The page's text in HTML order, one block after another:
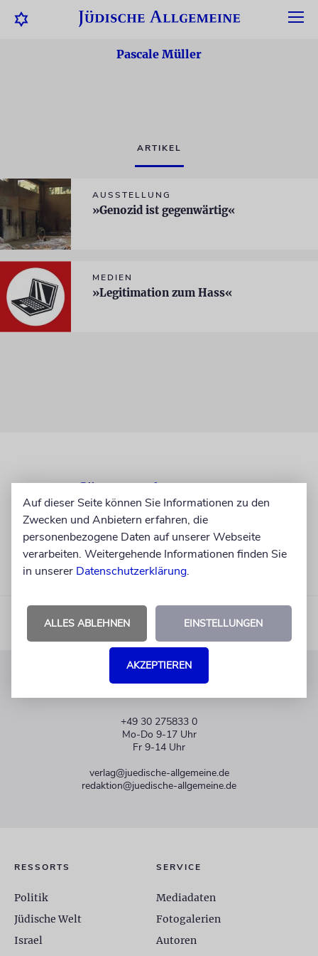
Pascale Müller
ARTIKEL
AUSSTELLUNG
»Genozid ist gegenwärtig«
MEDIEN
»Legitimation zum Hass«
+49 30 275833 0
Mo-Do 9-17 Uhr
Fr 9-14 Uhr
verlag@juedische-allgemeine.de
redaktion@juedische-allgemeine.de
RESSORTS
Politik
Jüdische Welt
Israel
SERVICE
Mediadaten
Fotogalerien
Autoren
Auf dieser Seite können Sie Informationen zu den
Zwecken und Anbietern erfahren, die
personenbezogene Daten auf unserer Webseite
verarbeiten. Weitergehende Informationen finden Sie
in unserer Datenschutzerklärung.
ALLES ABLEHNEN EINSTELLUNGEN
AKZEPTIEREN